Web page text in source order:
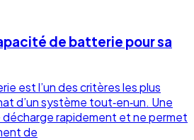
de batterie pour sa
est l’un des critères les plus
d’un système tout‑en‑un. Une
rapidement et ne permet
de